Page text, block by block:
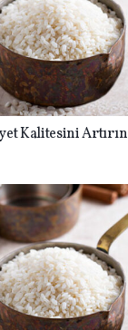
Kalitesini Artırın